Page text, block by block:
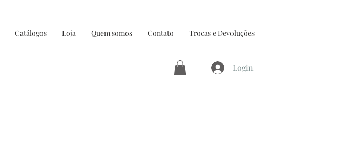
Catálogos Loja Quem somos Contato Trocas e Devoluções
Login